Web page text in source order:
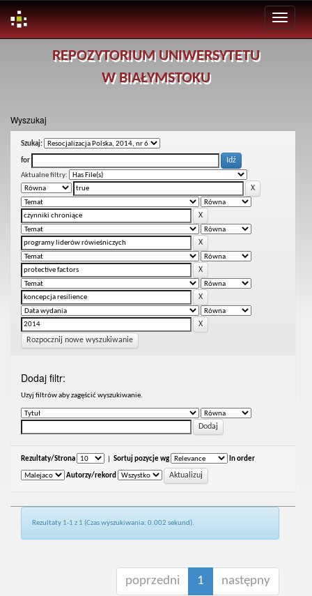
REPOZYTORIUM UNIWERSYTETU
W BIAŁYMSTOKU
Wyszukaj
Szukaj:
for
Aktualne filtry:
Rozpocznij nowe wyszukiwanie
Dodaj filtr:
Uzyj filtrów aby zagęścić wyszukiwanie.
Rezultaty/Strona Sortuj pozycje wg In order
Autorzy/rekord
Rezultaty 1-1 z 1 (Czas wyszukiwania: 0.002 sekund).
poprzedni 1 następny